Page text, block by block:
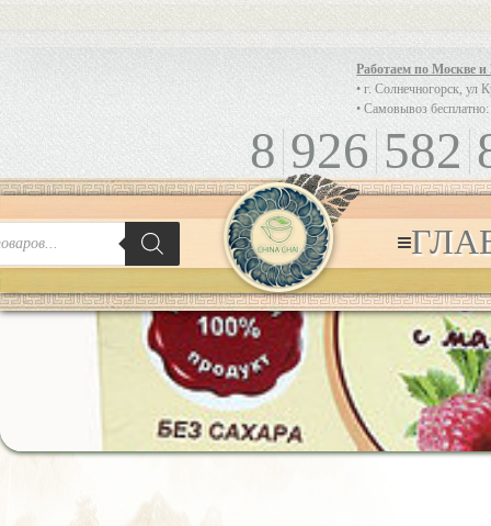
Работаем по Москве
• г. Солнечногорск, ул
• Самовывоз
8 926 582